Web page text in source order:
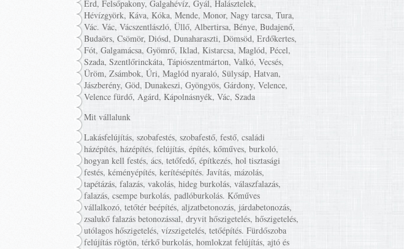
Érd, Felsőpakony, Galgahévíz, Gyál, Halásztelek,
Hévízgyörk, Káva, Kóka, Mende, Monor, Nagy tarcsa, Tura,
Vác. Vác, Vácszentlászló, Üllő, Albertirsa, Bénye, Budajenő,
Budaörs, Csömör, Diósd, Dunaharaszti, Dömsöd, Erdőkertes,
Fót, Galgamácsa, Gyömrő, Iklad, Kistarcsa, Maglód, Pécel,
Szada, Szentlőrinckáta, Tápiószentmárton, Valkó, Vecsés,
Üröm, Zsámbok, Úri, Maglód nyaraló, Sülysáp, Hatvan,
Jászberény, Göd, Dunakeszi, Gyöngyös, Gárdony, Velence,
Velence fürdő, Agárd, Kápolnásnyék, Vác, Szada
Mit vállalunk
Lakásfelújítás, szobafestés, szobafestő, festő, családi
házépítés, házépítés, felújítás, építés, kőműves, burkoló,
hogyan kell festés, ács, tetőfedő, építkezés, hol tisztasági
festés, kéményépítés, kerítésépítés. Javítás, mázolás,
tapétázás, falazás, vakolás, hideg burkolás, válaszfalazás,
falazás, csempe burkolás, padlóburkolás. Kőműves
vállalkozó, tetőtér beépítés, aljzatbetonozás, járdabetonozás,
zsalukő falazás betonozással, dryvit hőszigetelés, hőszigetelés,
utólagos hőszigetelés, vízszigetelés, tetőépítés. Fürdőszoba
felújítás rögtön, térkő burkolás, homlokzat felújítás, ajtó és